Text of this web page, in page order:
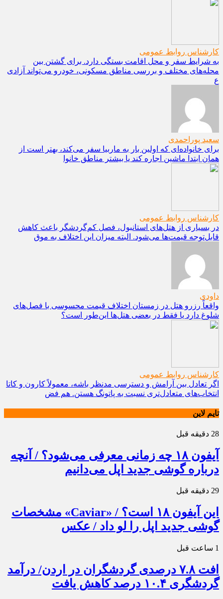
کارشناس روابط عمومی
به شرایط سفر و محل اقامت بستگی دارد. برای گشتن بین
محله‌های مختلف و بررسی مناطق مسکونی، خودرو می‌تواند آزادی
ع
سعید پوراحمدی
برای خانواده‌ای که اولین بار به ماربیا سفر می‌کند، بهتر است از
همان ابتدا ماشین اجاره کند یا بیشتر مناطق خانوا
کارشناس روابط عمومی
در بسیاری از هتل‌های استانبول، فصل کم‌گردشگر باعث کاهش
قابل‌توجه قیمت‌ها می‌شود. البته میزان این اختلاف به موق
داودی
واقعاً رزرو هتل در زمستان اختلاف قیمت محسوسی با فصل‌های
شلوغ دارد یا فقط در بعضی هتل‌ها این‌طور است؟
کارشناس روابط عمومی
اگر تعادل بین آرامش و دسترسی مدنظر باشه، معمولاً کارون و کاتا
انتخاب‌های متعادل‌تری نسبت به پاتونگ هستن. هم فض
تایم لاین
28 دقیقه قبل
آیفون ۱۸ چه زمانی معرفی می‌شود؟ / آنچه
درباره گوشی جدید اپل می‌دانیم
29 دقیقه قبل
این آیفون ۱۸ است؟ / «Caviar» مشخصات
گوشی جدید اپل را لو داد / عکس
1 ساعت قبل
افت ۷.۸ درصدی گردشگران در اردن/ درآمد
گردشگری ۱۰.۴ درصد کاهش یافت